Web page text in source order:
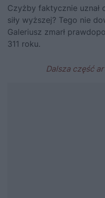
Czyżby faktycznie uznał
siły wyższej? Tego nie
Galeriusz zmarł
311 roku.